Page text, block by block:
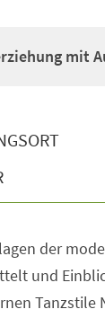
mit
der
und
Tanzstile